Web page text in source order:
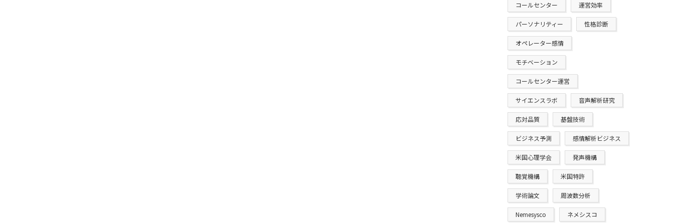
コールセンター 運営効率
パーソナリティー 性格診断
オペレーター感情
モチベーション
コールセンター運営
サイエンスラボ 音声解析研究
応対品質 基盤技術
ビジネス予測 感情解析ビジネス
米国心理学会 発声機構
聴覚機構 米国特許
学術論文 周波数分析
Nemesysco ネメシスコ